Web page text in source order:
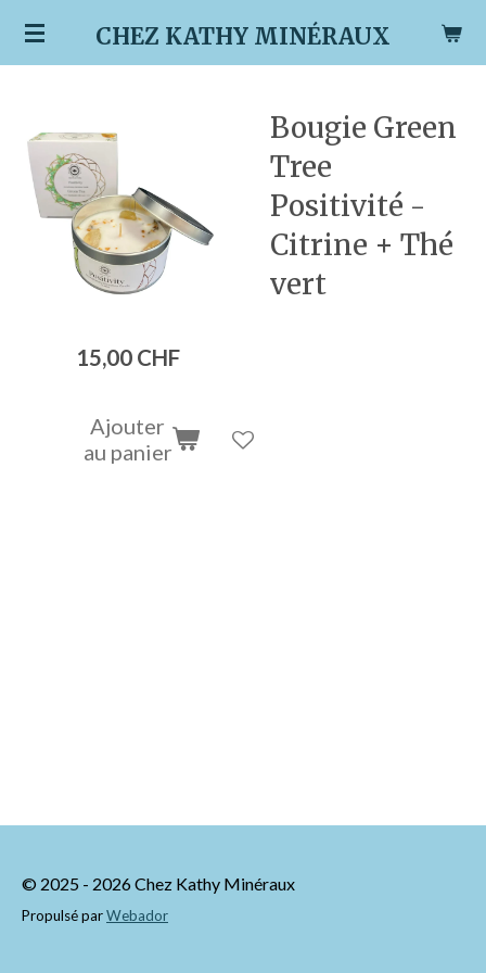
Passer
CHEZ KATHY MINÉRAUX
Bougie Green
Tree
Positivité -
Citrine + Thé
vert
15,00 CHF
Ajouter
au panier
© 2025 - 2026 Chez Kathy Minéraux
Propulsé parWebador